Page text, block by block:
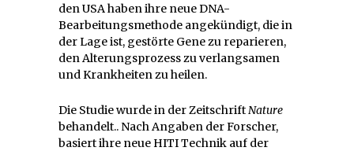
den USA haben ihre neue DNA-
Bearbeitungsmethode angekündigt, die in
der Lage ist, gestörte Gene zu reparieren,
den Alterungsprozess zu verlangsamen
und Krankheiten zu heilen.
Die Studie wurde in der ZeitschriftNature
behandelt.. Nach Angaben der Forscher,
basiert ihre neue HITI Technik auf der